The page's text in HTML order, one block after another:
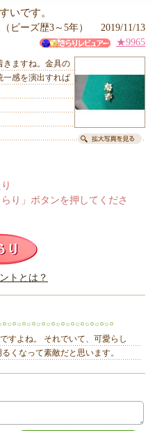
いです。
ビーズ歴3～5年） 2019/11/13
★9965
きますね。金具の
一感を演出すれば
？
り」ボタンを押してくださ
トとは？
すよね。 それでいて、可愛らし
くなって素敵だと思います。